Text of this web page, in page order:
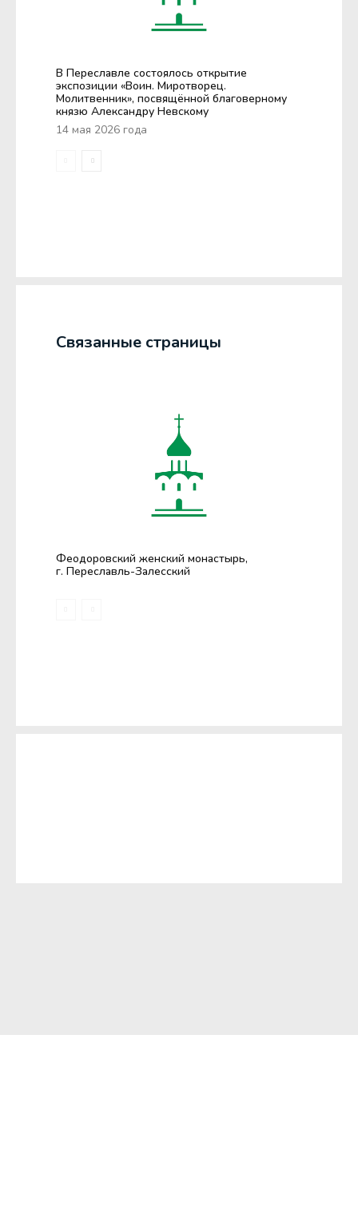
В Переславле состоялось открытие
экспозиции «Воин. Миротворец.
Молитвенник», посвящённой благоверному
князю Александру Невскому
14 мая 2026 года
Связанные страницы
Феодоровский женский монастырь,
г. Переславль-Залесский